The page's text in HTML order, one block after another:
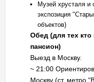
Музей хрусталя и
экспозиция
объектов)
Обед (для тех
пансион)
Выезд в Москву.
~ 21:00
Москву (ст. метро